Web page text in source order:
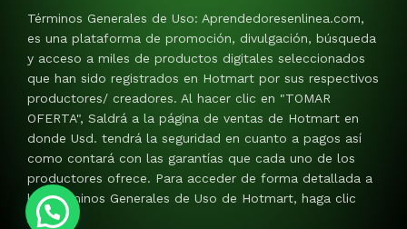
Términos Generales de Uso: Aprendedoresenlinea.com,
es una plataforma de promoción, divulgación, búsqueda
y acceso a miles de productos digitales seleccionados
que han sido registrados en Hotmart por sus respectivos
productores/ creadores. Al hacer clic en "TOMAR
OFERTA", Saldrá a la página de ventas de Hotmart en
donde Usd. tendrá la seguridad en cuanto a pagos así
como contará con las garantías que cada uno de los
productores ofrece. Para acceder de forma detallada a
los Términos Generales de Uso de Hotmart, haga clic
AQUI.